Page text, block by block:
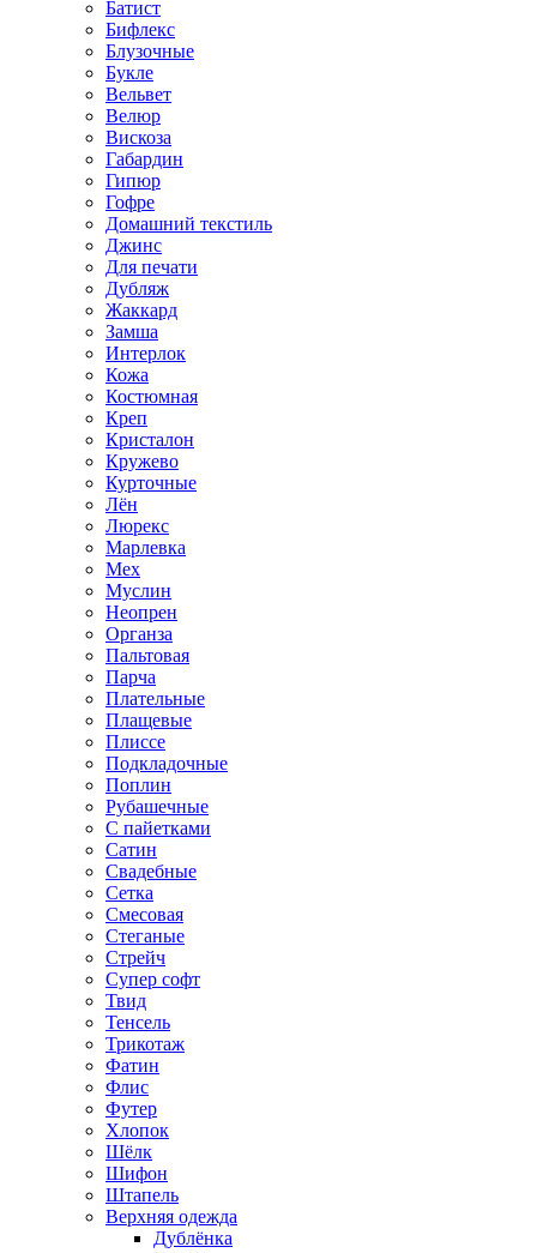
Батист
Бифлекс
Блузочные
Букле
Вельвет
Велюр
Вискоза
Габардин
Гипюр
Гофре
Домашний текстиль
Джинс
Для печати
Дубляж
Жаккард
Замша
Интерлок
Кожа
Костюмная
Креп
Кристалон
Кружево
Курточные
Лён
Люрекс
Марлевка
Мех
Муслин
Неопрен
Органза
Пальтовая
Парча
Плательные
Плащевые
Плиссе
Подкладочные
Поплин
Рубашечные
С пайетками
Сатин
Свадебные
Сетка
Смесовая
Стеганые
Стрейч
Супер софт
Твид
Тенсель
Трикотаж
Фатин
Флис
Футер
Хлопок
Шёлк
Шифон
Штапель
Верхняя одежда
Дублёнка